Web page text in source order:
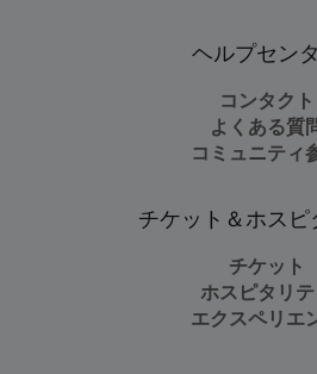
ヘルプセン
コンタクト
よくある質
コミュニティ
チケット＆ホスピ
チケット
ホスピタリテ
エクスペリエ